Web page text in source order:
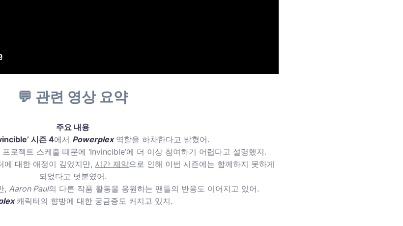
💬 관련 영상 요약
주요 내용
시즌 4에서 Powerplex역할을 하차한다고 밝혔어.
로젝트 스케줄 때문에 ‘Invincible’에 더 이상 참여하기 어렵다고 설명했지.
에 대한 애정이 깊었지만, 시간 제약으로 인해 이번 시즌에는 함께하지 못하게
되었다고 덧붙였어.
, Aaron Paul의 다른 작품 활동을 응원하는 팬들의 반응도 이어지고 있어.
캐릭터의 향방에 대한 궁금증도 커지고 있지.